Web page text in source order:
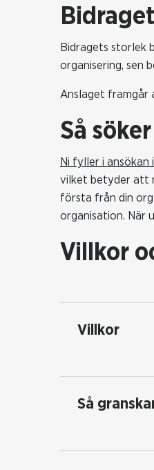
Bidragets storlek
organisering, sen
Anslaget framgår
Så
Ni fyller i
vilket betyder att
första från din
organisation. När
Villkor
Villkor
Så